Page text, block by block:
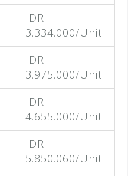
IDR
3.334.000/Unit
IDR
3.975.000/Unit
IDR
4.655.000/Unit
IDR
5.850.060/Unit